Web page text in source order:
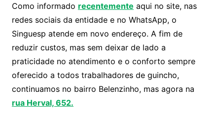
at
s
A
p
p
c
e
b
o
o
k
itt
er
p
y
Li
n
k
ar
e
Como informado recentemente aqui no site, nas
redes sociais da entidade e no WhatsApp, o
Singuesp atende em novo endereço. A fim de
reduzir custos, mas sem deixar de lado a
praticidade no atendimento e o conforto sempre
oferecido a todos trabalhadores de guincho,
continuamos no bairro Belenzinho, mas agora na
rua Herval, 652.